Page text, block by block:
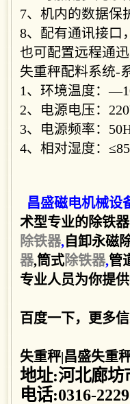
7、机内的数据保
8、配有通讯接口
也可配置远程通
失重秤配料系统-
1、环境温度：
2、电源电压：
3、电源频率：
4、相对湿度：
昌盛磁电机械设
术型专业的除铁
除铁器, 自卸永磁
器,筒式除铁器,管
专业人员为你提
百度一下，更多
失重秤|昌盛失
地址:河北廊坊
电话:0316-